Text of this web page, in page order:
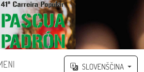
SLOVENŠČINA